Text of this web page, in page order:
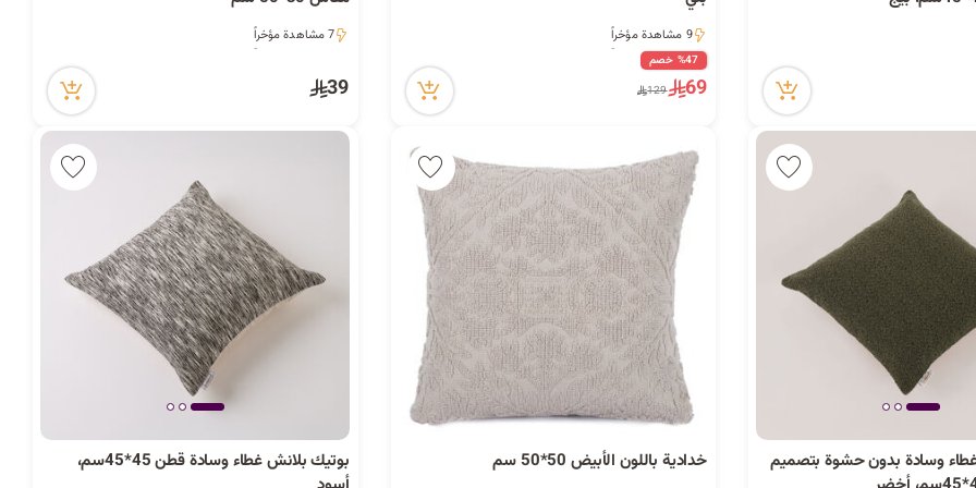
ت
ل
ب
9 مشاهدة مؤخراً
9 مشاهدة مؤخراً
%47 خصم
69
129
7 مشاهدة مؤخراً
39
وسادة بدون حشوة بتصميم
خدادية باللون الأبيض 50*50 سم
بوتيك بلانش غطاء وسادة قطن 45*45سم،